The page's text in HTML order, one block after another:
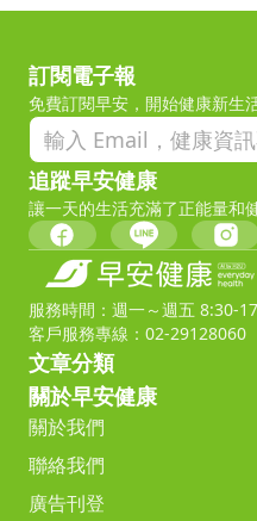
訂閱電子報
免費訂閱早安，開始健康新生
追蹤早安健康
讓一天的生活充滿了正能量和
服務時間：週一～週五 8:30-
客戶服務專線：02-29128060
文章分類
關於早安健康
關於我們
聯絡我們
廣告刊登